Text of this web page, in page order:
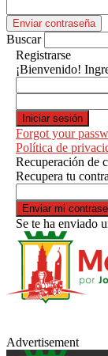
Buscar
Registrarse
¡Bienvenido!
Forgot your
Política de
Recuperación de
Recupera tu
Se te ha enviado
Advertisement